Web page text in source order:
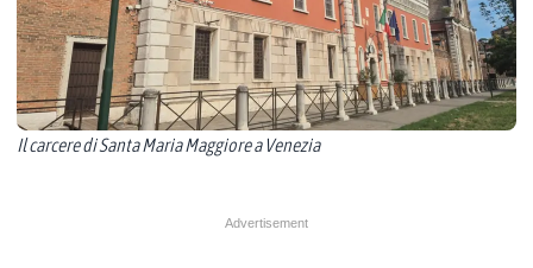
Il carcere di Santa Maria Maggiore a Venezia